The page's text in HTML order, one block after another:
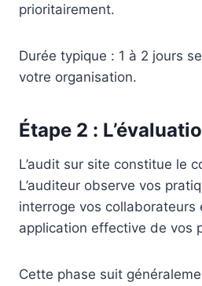
prioritairement.
Durée typique : 1 à 2 jours
votre organisation.
Étape 2 :
L’audit sur site constitue le
L’auditeur observe vos
interroge vos collaborateurs
application effective de vos
Cette phase suit